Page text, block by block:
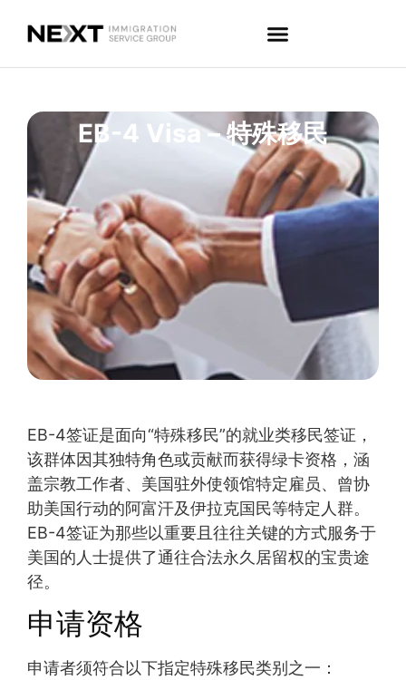
EB-4 Visa – 特殊移民
EB-4签证是面向“特殊移民”的就业类移民签证，
该群体因其独特角色或贡献而获得绿卡资格，涵
盖宗教工作者、美国驻外使领馆特定雇员、曾协
助美国行动的阿富汗及伊拉克国民等特定人群。
EB-4签证为那些以重要且往往关键的方式服务于
美国的人士提供了通往合法永久居留权的宝贵途
径。
申请资格
申请者须符合以下指定特殊移民类别之一：